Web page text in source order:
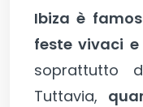
Ibiza è
feste vivaci
soprattutto
Tuttavia,